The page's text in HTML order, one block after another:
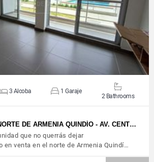
VIEW DETAILS
3 Alcoba 1 Garaje
2 Bathrooms
DE ARMENIA QUINDÍO - AV. CENT…
que no querrás dejar
en venta en el norte de Armenia Quindí…